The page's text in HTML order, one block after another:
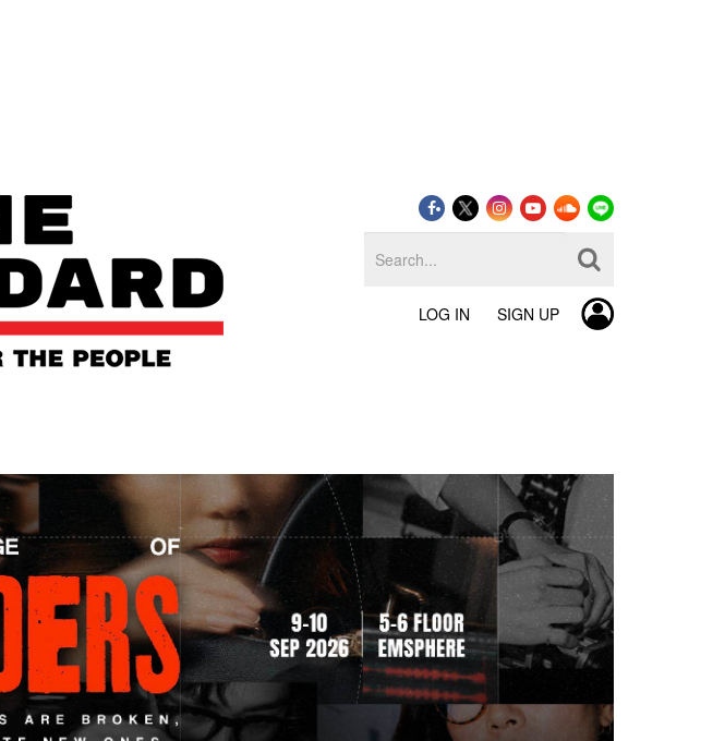
LOG IN SIGN UP